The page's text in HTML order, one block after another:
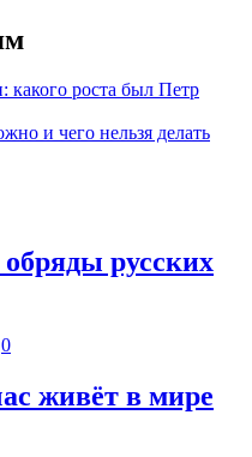
какого роста был Петр
и чего нельзя делать
русских
0
живёт в мире